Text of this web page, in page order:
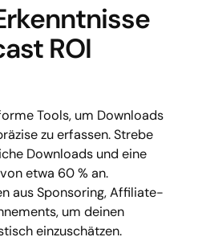
ROI
Tools, um Downloads
zu erfassen. Strebe
Downloads und eine
etwa 60 % an.
aus Sponsoring, Affiliate-
um deinen
einzuschätzen.